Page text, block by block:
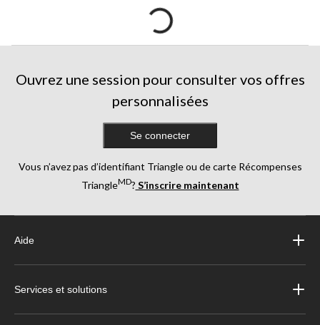
Ouvrez une session pour consulter vos offres
personnalisées
Se connecter
Vous n’avez pas d’identifiant Triangle ou de carte Récompenses
TriangleMD? S’inscrire maintenant
Aide
Services et solutions